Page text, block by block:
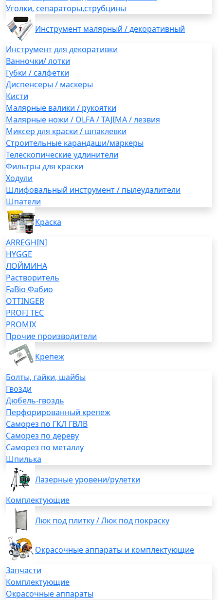
Уголки, сепараторы,струбцины
Инструмент малярный / декоративный
Инструмент для декоративки
Ванночки/ лотки
Губки / салфетки
Диспенсеры / маскеры
Кисти
Малярные валики / рукоятки
Малярные ножи / OLFA / TAJIMA / лезвия
Миксер для краски / шпаклевки
Строительные карандаши/маркеры
Телескопические удлинители
Фильтры для краски
Ходули
Шлифовальный инструмент / пылеудалители
Шпатели
Краска
ARREGHINI
HYGGE
ЛОЙМИНА
Растворитель
FaBio Фабио
OTTINGER
PROFI TEC
PROMIX
Прочие производители
Крепеж
Болты, гайки, шайбы
Гвозди
Дюбель-гвоздь
Перфорированный крепеж
Саморез по ГКЛ ГВЛВ
Саморез по дереву
Саморез по металлу
Шпилька
Лазерные уровени/рулетки
Комплектующие
Люк под плитку / Люк под покраску
Окрасочные аппараты и комплектующие
Запчасти
Комплектующие
Окрасочные аппараты